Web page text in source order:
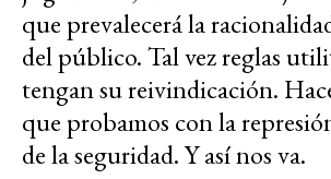
que prevalecerá la
del público. Tal vez reglas
tengan su reivindicación.
que probamos con la
de la seguridad. Y así nos va.